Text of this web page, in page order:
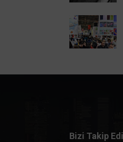
Bizi Takip